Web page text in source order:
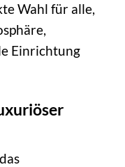
Wahl für alle,
Einrichtung